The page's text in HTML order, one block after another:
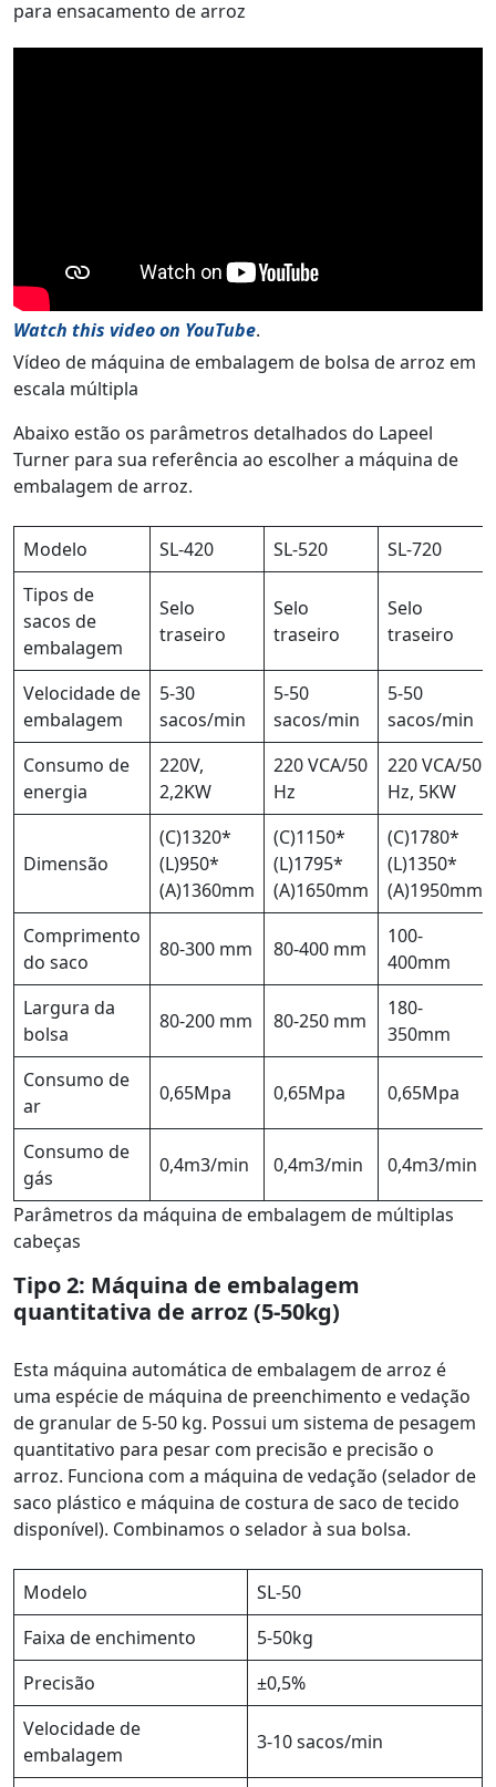
para ensacamento de arroz
Watch this video on YouTube.
Vídeo de máquina de embalagem de bolsa de arroz em
escala múltipla
Abaixo estão os parâmetros detalhados do Lapeel
Turner para sua referência ao escolher a máquina de
embalagem de arroz.
Modelo SL-420 SL-520
SL-720
Tipos de
sacos de
embalagem
Selo
traseiro
Selo
traseiro
Selo
traseiro
Velocidade de
embalagem
5-30
sacos/min
5-50
sacos/min
5-50
sacos/min
Consumo de
energia
220V,
2,2KW
220 VCA/50
Hz
220 VCA/50
Hz, 5KW
Dimensão
(C)1320*
(L)950*
(A)1360mm
(C)1150*
(L)1795*
(A)1650mm
(C)1780*
(L)1350*
(A)1950mm
Comprimento
do saco
80-300 mm 80-400 mm
100-
400mm
Largura da
bolsa
80-200 mm 80-250 mm
180-
350mm
Consumo de
ar
0,65Mpa 0,65Mpa 0,65Mpa
Consumo de
gás
0,4m3/min 0,4m3/min 0,4m3/min
Parâmetros da máquina de embalagem de múltiplas
cabeças
Tipo 2: Máquina de embalagem
quantitativa de arroz (5-50kg)
Esta máquina automática de embalagem de arroz é
uma espécie de máquina de preenchimento e vedação
de granular de 5-50 kg. Possui um sistema de pesagem
quantitativo para pesar com precisão e precisão o
arroz. Funciona com a máquina de vedação (selador de
saco plástico e máquina de costura de saco de tecido
disponível). Combinamos o selador à sua bolsa.
Modelo
SL-50
Faixa de enchimento
5-50kg
Precisão
±0,5%
Velocidade de
embalagem
3-10 sacos/min